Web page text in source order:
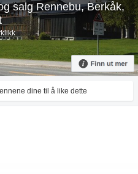
salg Rennebu, Berkåk,
dine til å like dette